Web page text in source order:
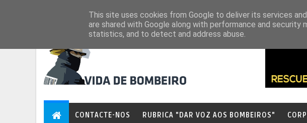
CONTACTE-NOS RUBRICA "DAR VOZ AOS BOMBEIROS"
This site uses cookies from Google to deliver its services
are shared with Google along with performance and
statistics, and to detect and address abuse.